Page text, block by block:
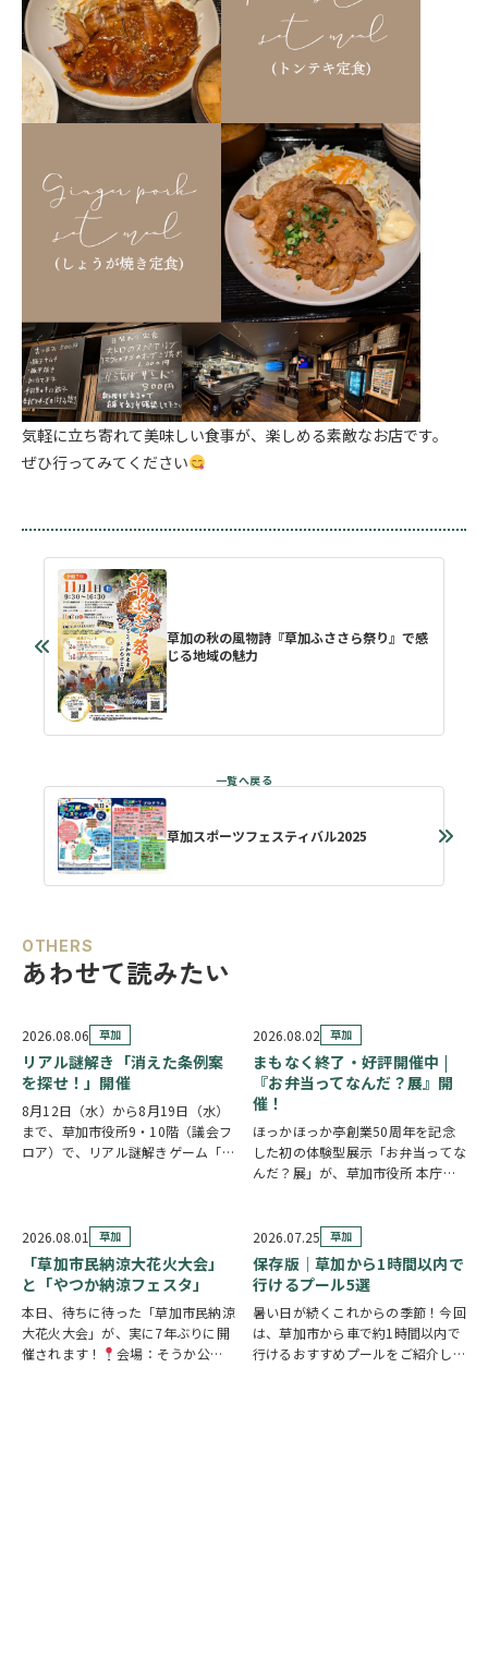
気軽に立ち寄れて美味しい食事が、楽しめる素敵なお店です。
ぜひ行ってみてください
草加の秋の風物詩『草加ふささら祭り』で感
じる地域の魅力
草加スポーツフェスティバル2025
OTHERS
あわせて読みたい
2026.08.06 草加
リアル謎解き「消えた条例案
を探せ！」開催
8月12日（水）から8月19日（水）
まで、草加市役所9・10階（議会フ
ロア）で、リアル謎解きゲーム「消
謎を解きながら、行方不明となった
「ある条例…
2026.08.02 草加
まもなく終了・好評開催中 |
『お弁当ってなんだ？展』開
催！
ほっかほっか亭創業50周年を記念
した初の体験型展示「お弁当ってな
んだ？展」が、草加市役所 本庁舎1
見て・触れて・参加しながらお弁当
の魅力を楽しめるイベントです。お
子さまから大人…
2026.08.01 草加
「草加市民納涼大花火大会」
と「やつか納涼フェスタ」
本日、待ちに待った「草加市民納涼
大花火大会」が、実に7年ぶりに開
催されます！
会場：そうか公園
2026.07.25 草加
保存版｜草加から1時間以内で
行けるプール5選
暑い日が続くこれからの季節！今回
は、草加市から車で約1時間以内で
行けるおすすめプールをご紹介しま